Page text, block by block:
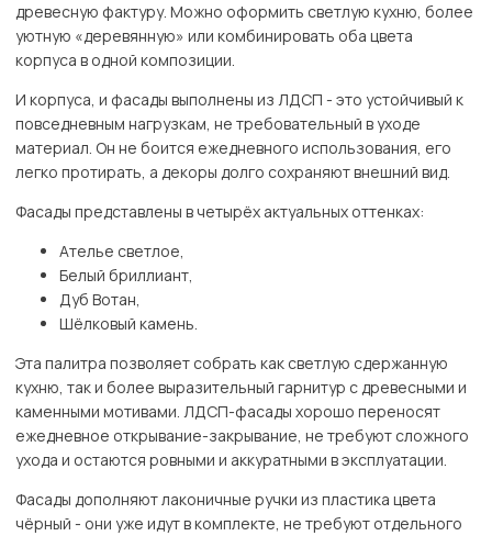
древесную фактуру. Можно оформить светлую кухню, более
уютную «деревянную» или комбинировать оба цвета
корпуса в одной композиции.
И корпуса, и фасады выполнены из ЛДСП - это устойчивый к
повседневным нагрузкам, не требовательный в уходе
материал. Он не боится ежедневного использования, его
легко протирать, а декоры долго сохраняют внешний вид.
Фасады представлены в четырёх актуальных оттенках:
Ателье светлое,
Белый бриллиант,
Дуб Вотан,
Шёлковый камень.
Эта палитра позволяет собрать как светлую сдержанную
кухню, так и более выразительный гарнитур с древесными и
каменными мотивами. ЛДСП-фасады хорошо переносят
ежедневное открывание-закрывание, не требуют сложного
ухода и остаются ровными и аккуратными в эксплуатации.
Фасады дополняют лаконичные ручки из пластика цвета
чёрный - они уже идут в комплекте, не требуют отдельного